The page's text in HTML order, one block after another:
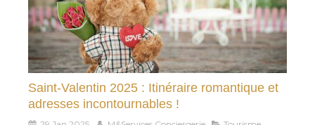
Saint-Valentin 2025 : Itinéraire romantique et
adresses incontournables !